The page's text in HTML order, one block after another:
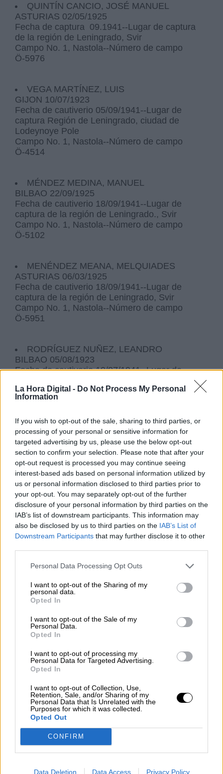
La Hora Digital - Do Not Process My Personal
Information
If you wish to opt-out of the sale, sharing to third parties, or
processing of your personal or sensitive information for
targeted advertising by us, please use the below opt-out
section to confirm your selection. Please note that after your
opt-out request is processed you may continue seeing
interest-based ads based on personal information utilized by
us or personal information disclosed to third parties prior to
your opt-out. You may separately opt-out of the further
disclosure of your personal information by third parties on the
IAB’s list of downstream participants. This information may
also be disclosed by us to third parties on the IAB’s List of
Downstream Participants that may further disclose it to other
Personal Data Processing Opt Outs
I want to opt-out of the Sharing of my
personal data.
Opted In
I want to opt-out of the Sale of my
Personal Data.
Opted In
I want to opt-out of processing my
Personal Data for Targeted Advertising.
Opted In
I want to opt-out of Collection, Use,
Retention, Sale, and/or Sharing of my
Personal Data that Is Unrelated with the
Purposes for which it was collected.
Opted Out
CONFIRM
Data Deletion Data Access Privacy Policy
QUINTÍN CANCIO, JOSÉ MANUEL
ASTURIAS 02/05/1925
Fecha de captura 09.1941--Lugar de captura
de la región de Leningrado, Svir
Campo No. 1, Nastola--Número de campo
Ö-5976
VEGA MARTÍNEZ, LUIS
GIJON 10/07/1923
Fecha de cautiverio 05/09/1941--Lugar de
captura Región de Leningrado, ciudad de
Lodeynoye Pole
Campo No. 1, Nastola--Número de campo
Ö-4514
MÉNDEZ MEDINA, MANUEL
BILBAO 22/09/1925
Fecha de cautiverio 18/09/1941--Lugar de
captura de la región de Leningrado., Svir
Campo No. 1, Nastola--Número de campo
Ö-5102
MENÉNDEZ MEANA, MELQUIADES
ASTURIAS 06/03/1925
Fecha de cautiverio 18/09/1941--Lugar de
captura de la región de Leningrado, Svir
Campo No. 1, Nastola--Número de campo
Ö-5951
RODRÍGUEZ NUÑEZ, LEANDRO
BILBAO 05/08/1923
Fecha de cautiverio 10/07/1941--Lugar de
Olonets.
Camp Camp No. 14, Distrito de Sortavala--
SUÁREZ SUÁREZ, LUIS
OVIEDO
Fecha de cautiverio 24/09/1941--Lugar de
captura de la RSS de Karelo-Finnish,
Petrozavodsk, 25 km
Camp Organizacional Camp No. 1, Nastola--
Número de campo Ö-7542
Los 4 siguientes volvieron en la misma
fallecidos, sin embargo consta su vuelta tanto
ABC y hay numerosos testimonios de vida de
ellos como lo es, por ejemplo, que
Málaga.
DÍEZ FORTE, EDUARDO
BILBAO 03/11/1923
Sin cartilla de Finlandia
LARRARTE BELAUSTEGUI, JOSÉ
S.SEBASTIÁN 23/11/1924
Fecha de cautiverio 18/11/1941--Lugar de
captura región de Leningrado, Svir
Hospital militar del campamento 65,
Raudaskyla. Murió en cautiverio según la ficha